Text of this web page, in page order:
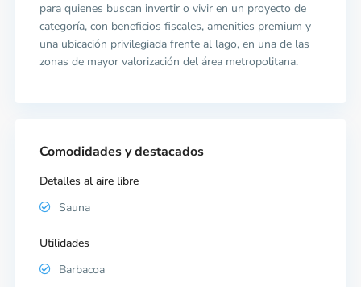
para quienes buscan invertir o vivir en un proyecto de
categoría, con beneficios fiscales, amenities premium y
una ubicación privilegiada frente al lago, en una de las
zonas de mayor valorización del área metropolitana.
Comodidades y destacados
Detalles al aire libre
Sauna
Utilidades
Barbacoa